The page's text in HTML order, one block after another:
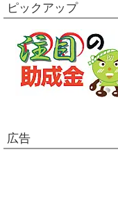
ピックアップ
広告